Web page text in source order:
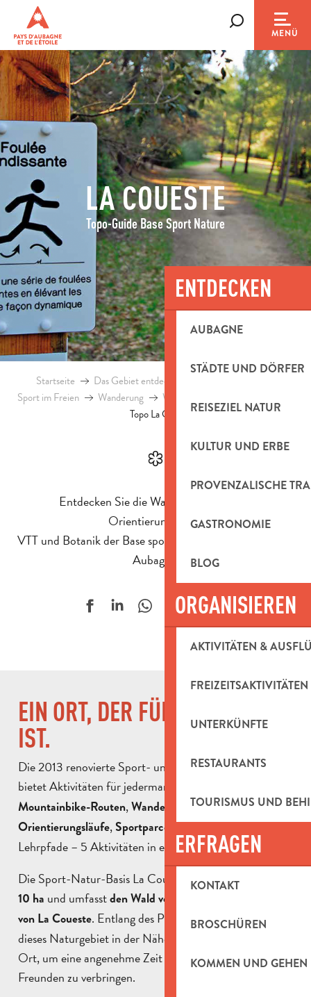
contenu
principal
MENÜ
ENTDECKEN
AUBAGNE
STÄDTE UND DÖRFER
REISEZIEL NATUR
KULTUR UND ERBE
PROVENZALISCHE
GASTRONOMIE
BLOG
ORGANISIEREN
AKTIVITÄTEN &
FREIZEITSAKTIVITÄTEN
UNTERKÜNFTE
RESTAURANTS
TOURISMUS UND
ERFRAGEN
KONTAKT
BROSCHÜREN
KOMMEN UND GEHEN
LA COUESTE
Topo-Guide Base Sport Nature
Startseite Das Gebiet entdecken
Sport im Freien
Wanderung Wanderrouten
Topo La Coueste
Entdecken Sie die Wander-, Sport- und
Orientierungswege,
VTT und Botanik der Base sport-nature de la Coueste, in
Aubagne.
Ajouter aux
EIN ORT, DER FÜR ALLE OFFEN
IST.
Die 2013 renovierte Sport- und Naturbasis La Coueste
bietet Aktivitäten für jedermann, auch für
Mountainbike-Routen,Wanderungen,
Orientierungsläufe,Sportparcoursoderbotanische
Lehrpfade – 5 Aktivitäten in einer grünen Umgebung.
Die Sport-Natur-Basis La Coueste erstreckt sich über
10 ha und umfasstden Wald von Espalères
von La Coueste. Entlang des Plateaus vonLanguillard
dieses Naturgebiet in der Nähe von Aubagne ein idealer
Ort, um eine angenehme Zeit mit der Familie oder mit
Freunden zu verbringen.